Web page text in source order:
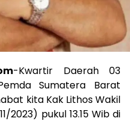
-Kwartir Daerah 03
Sumatera Barat
kita Kak Lithos Wakil
2023) pukul 13.15 Wib di